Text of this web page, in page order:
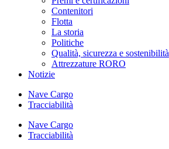
Contenitori
Flotta
La storia
Politiche
Qualità, sicurezza e sostenibilità
Attrezzature RORO
Notizie
Nave Cargo
Tracciabilità
Nave Cargo
Tracciabilità